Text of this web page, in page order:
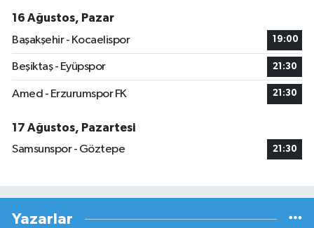
16 Ağustos, Pazar
Başakşehir - Kocaelispor
19:00
Beşiktaş - Eyüpspor 21:30
Amed - Erzurumspor FK 21:30
17 Ağustos, Pazartesi
Samsunspor - Göztepe
21:30
Yazarlar